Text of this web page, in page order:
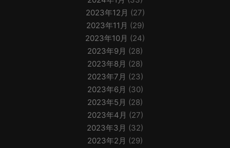
2023年12月 (27)
2023年11月 (29)
2023年10月 (24)
2023年9月 (28)
2023年8月 (28)
2023年7月 (23)
2023年6月 (30)
2023年5月 (28)
2023年4月 (27)
2023年3月 (32)
2023年2月 (29)